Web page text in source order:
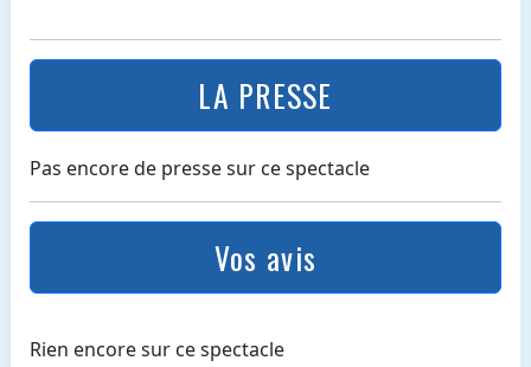
LA PRESSE
Pas encore de presse sur ce spectacle
Vos avis
Rien encore sur ce spectacle